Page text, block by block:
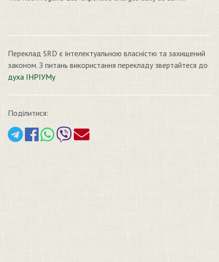
Переклад SRD є інтелектуальною власністю та захищений
законом. З питань використання перекладу звертайтеся до
духа ІНРІУМу
Поділитися: